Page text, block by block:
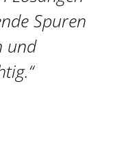
Spuren
und